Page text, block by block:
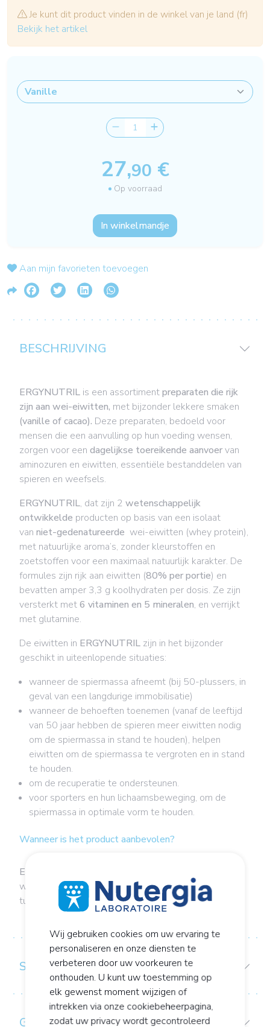
Je kunt dit product vinden in de winkel van je land (fr)
Bekijk het artikel
27,90 €
Op voorraad
In winkelmandje
Aan mijn favorieten toevoegen
BESCHRIJVING
ERGYNUTRIL is een assortimentpreparaten die rijk
zijn aan wei-eiwitten, met bijzonder lekkere smaken
(vanille of cacao). Deze preparaten, bedoeld voor
mensen die een aanvulling op hun voeding wensen,
zorgen voor een dagelijkse toereikende aanvoervan
aminozuren en eiwitten, essentiële bestanddelen van
spieren en weefsels.
ERGYNUTRIL, dat zijn 2 wetenschappelijk
ontwikkelde producten op basis van een isolaat
van niet-gedenatureerde wei-eiwitten (whey protein),
met natuurlijke aroma’s, zonder kleurstoffen en
zoetstoffen voor een maximaal natuurlijk karakter. De
formules zijn rijk aan eiwitten (80% per portie) en
bevatten amper 3,3 g koolhydraten per dosis. Ze zijn
versterkt met6 vitaminen en 5 mineralen, en verrijkt
met glutamine.
De eiwitten in ERGYNUTRIL zijn in het bijzonder
geschikt in uiteenlopende situaties:
wanneer de spiermassa afneemt (bij 50-plussers, in
geval van een langdurige immobilisatie)
wanneer de behoeften toenemen (vanaf de leeftijd
van 50 jaar hebben de spieren meer eiwitten nodig
om de spiermassa in stand te houden), helpen
eiwitten om de spiermassa te vergroten en in stand
te houden.
om de recuperatie te ondersteunen.
voor sporters en hun lichaamsbeweging, om de
spiermassa in optimale vorm te houden.
Wanneer is het product aanbevolen?
ERGYNUTRIL
worden gedronken, tijdens een maaltijd of als
tussendoortje.
SAMENSTELLING
GEBRUIKS-/CONSERVERINGSADVIES:
Wij gebruiken cookies om uw ervaring te
personaliseren en onze diensten te
verbeteren door uw voorkeuren te
onthouden. U kunt uw toestemming op
elk gewenst moment wijzigen of
intrekken via onze cookiebeheerpagina,
zodat uw privacy wordt gecontroleerd